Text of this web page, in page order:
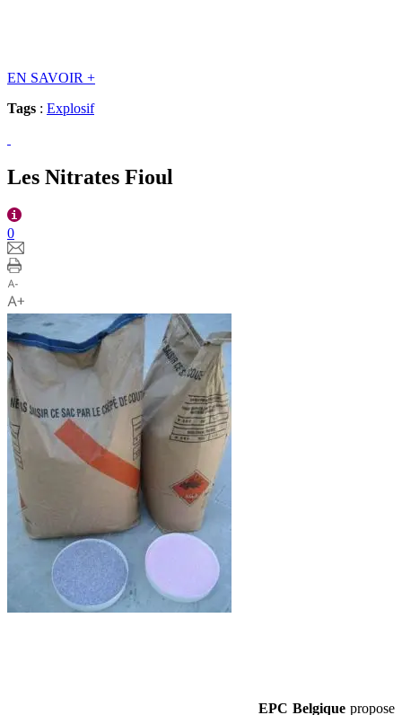
EN SAVOIR +
Tags : Explosif
Les Nitrates Fioul
0
EPC Belgique propose